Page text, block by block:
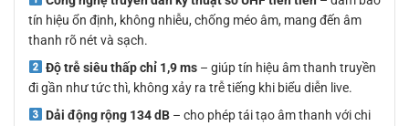
tín hiệu ổn định, không nhiễu, chống méo âm, mang đến âm
thanh rõ nét và sạch.
Độ trễ siêu thấp chỉ 1,9 ms– giúp tín hiệu âm thanh truyền
đi gần như tức thì, không xảy ra trễ tiếng khi biểu diễn live.
Dải động rộng 134 dB– cho phép tái tạo âm thanh với chi